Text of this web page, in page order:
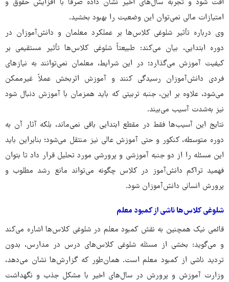
افت شود و تجربه سال‌های اخیر نشان داده صرفاً با افزایش حقوق و
امتیازات مالی نمی‌توان این وضعیت را بهبود بخشید.
وی درباره تأثیر شلوغی کلاس‌ها بر عملکرد معلمان و دانش‌آموزان در
دوره ابتدایی، بیان می‌کند: طبیعتاً شلوغی کلاس‌ها تأثیر مستقیمی بر
کیفیت آموزش می‌گذارد؛ در این شرایط، معلمان نمی‌توانند به نیازهای
فردی دانش‌آموزان رسیدگی کنند و آموزش اثربخش عملاً غیرممکن
می‌شود، علاوه بر این، جنبه تربیتی که باید همزمان با آموزش دنبال شود
نیز به‌شدت آسیب می‌بیند.
نتایج این آسیب‌ها فقط در مقطع ابتدایی باقی نمی‌ماند، بلکه آثار آن به
دوره متوسطه، کنکور و حتی آموزش عالی نیز منتقل می‌شود؛ بنابراین باید
این مسئله را از دو جنبه آموزشی و پرورشی مورد تحلیل قرار داد تا بتوان
فهمید تراکم دانش‌آموز در کلاس چگونه می‌تواند مانع رشد مطلوب و
پرورش انسانی دانش‌آموزان شود.
شلوغی کلاس‌ها ناشی از کمبود معلم
قائمی نیک همچنین به نقش کمبود معلم در شلوغی کلاس‌ها اشاره می‌کند
و می‌گوید: بخشی از مسئله شلوغی کلاس‌های درس در مدارس، بدون
تردید ناشی از کمبود معلم است. همان‌طور که گزارش‌ها نشان می‌دهد،
وزارت آموزش و پرورش در سال‌های اخیر با مشکل جذب و نگهداشت